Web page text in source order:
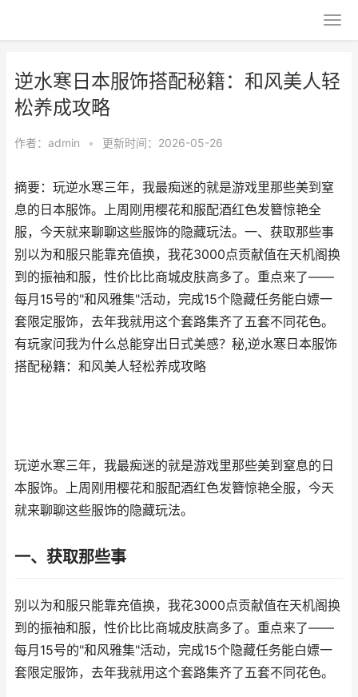
逆水寒日本服饰搭配秘籍：和风美人轻
松养成攻略
作者： admin • 更新时间：2026-05-26
摘要：玩逆水寒三年，我最痴迷的就是游戏里那些美到窒
息的日本服饰。上周刚用樱花和服配酒红色发簪惊艳全
服，今天就来聊聊这些服饰的隐藏玩法。一、获取那些事
别以为和服只能靠充值换，我花3000点贡献值在天机阁换
到的振袖和服，性价比比商城皮肤高多了。重点来了——
每月15号的"和风雅集"活动，完成15个隐藏任务能白嫖一
套限定服饰，去年我就用这个套路集齐了五套不同花色。
有玩家问我为什么总能穿出日式美感？秘,逆水寒日本服饰
搭配秘籍：和风美人轻松养成攻略
玩逆水寒三年，我最痴迷的就是游戏里那些美到窒息的日
本服饰。上周刚用樱花和服配酒红色发簪惊艳全服，今天
就来聊聊这些服饰的隐藏玩法。
一、获取那些事
别以为和服只能靠充值换，我花3000点贡献值在天机阁换
到的振袖和服，性价比比商城皮肤高多了。重点来了——
每月15号的"和风雅集"活动，完成15个隐藏任务能白嫖一
套限定服饰，去年我就用这个套路集齐了五套不同花色。